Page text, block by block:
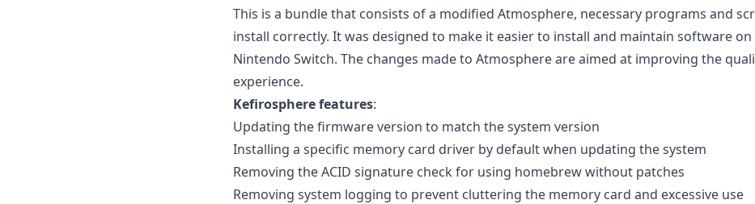
This is a bundle that consists of a modified Atmosphere, necessary programs and
install correctly. It was designed to make it easier to install and maintain software on
Nintendo Switch. The changes made to Atmosphere are aimed at improving the
experience.
Kefirosphere features:
Updating the firmware version to match the system version
Installing a specific memory card driver by default when updating the system
Removing the ACID signature check for using homebrew without patches
Removing system logging to prevent cluttering the memory card and excessive use